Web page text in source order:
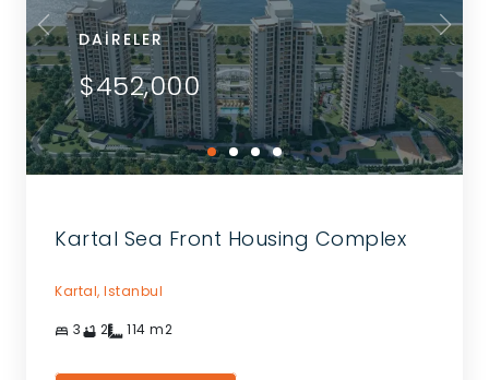
DAIRELER
$452,000
Kartal Sea Front Housing Complex
Kartal, Istanbul
3 2 114 m2